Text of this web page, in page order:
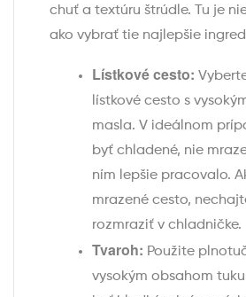
chuť a textúru štrúdle. Tu je
ako vybrať tie najlepšie
Lístkové cesto:
lístkové cesto s
masla. V ideálnom
byť chladené, nie
ním lepšie pracovalo.
mrazené cesto,
rozmraziť v chladničke.
Tvaroh: Použite
vysokým obsahom